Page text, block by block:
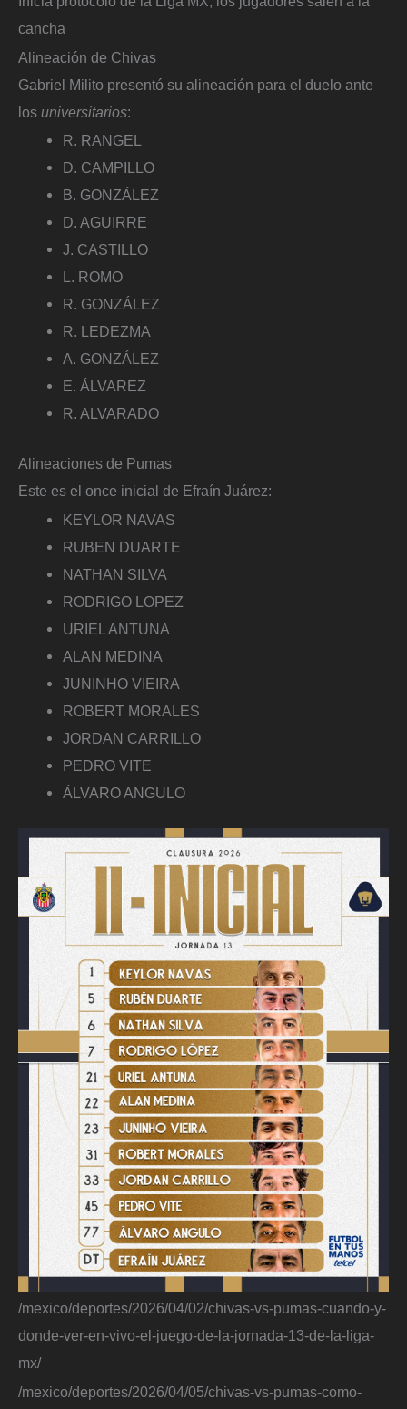
cancha
Alineación de Chivas
Gabriel Milito presentó su alineación para el duelo ante
los universitarios:
R. RANGEL
D. CAMPILLO
B. GONZÁLEZ
D. AGUIRRE
J. CASTILLO
L. ROMO
R. GONZÁLEZ
R. LEDEZMA
A. GONZÁLEZ
E. ÁLVAREZ
R. ALVARADO
Alineaciones de Pumas
Este es el once inicial de Efraín Juárez:
KEYLOR NAVAS
RUBEN DUARTE
NATHAN SILVA
RODRIGO LOPEZ
URIEL ANTUNA
ALAN MEDINA
JUNINHO VIEIRA
ROBERT MORALES
JORDAN CARRILLO
PEDRO VITE
ÁLVARO ANGULO
/mexico/deportes/2026/04/02/chivas-vs-pumas-cuando-y-
donde-ver-en-vivo-el-juego-de-la-jornada-13-de-la-liga-
mx/
/mexico/deportes/2026/04/05/chivas-vs-pumas-como-